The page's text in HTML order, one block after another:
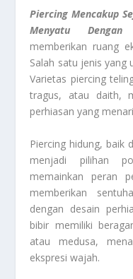
Piercing Mencakup
Menyatu Dengan
memberikan ruang
Salah satu jenis yang
Varietas piercing
tragus, atau daith,
perhiasan yang
Piercing hidung, baik
menjadi pilihan
memainkan peran
memberikan
dengan desain
bibir memiliki
atau medusa,
ekspresi wajah.